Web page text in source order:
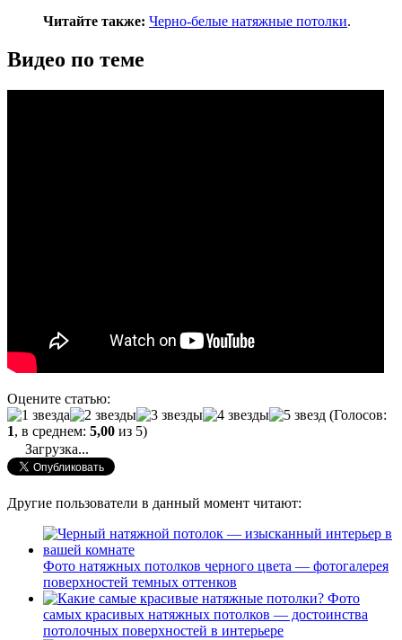
Читайте также: Черно-белые натяжные потолки.
Видео по теме
Оцените статью:
(Голосов:
1, в среднем: 5,00 из 5)
Загрузка...
Другие пользователи в данный момент читают:
Фото натяжных потолков черного цвета — фотогалерея
поверхностей темных оттенков
Фото
самых красивых натяжных потолков — достоинства
потолочных поверхностей в интерьере